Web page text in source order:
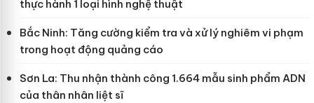
thực hành 1 loại hình nghệ thuật
Bắc Ninh: Tăng cường kiểm tra và xử lý nghiêm vi phạm
trong hoạt động quảng cáo
Sơn La: Thu nhận thành công 1.664 mẫu sinh phẩm ADN
của thân nhân liệt sĩ